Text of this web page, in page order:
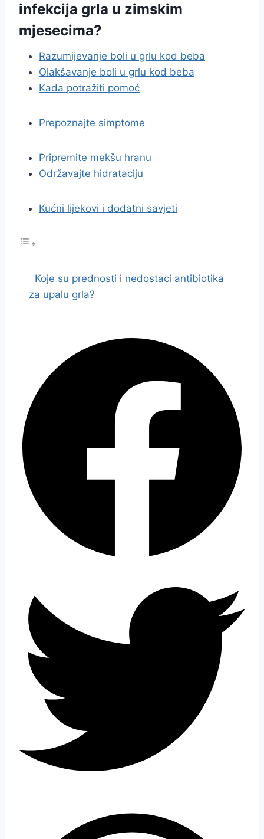
infekcija grla u zimskim
mjesecima?
Razumijevanje boli u grlu kod beba
Olakšavanje boli u grlu kod beba
Kada potražiti pomoć
Prepoznajte simptome
Pripremite mekšu hranu
Održavajte hidrataciju
Kućni lijekovi i dodatni savjeti
Koje su prednosti i nedostaci antibiotika
za upalu grla?